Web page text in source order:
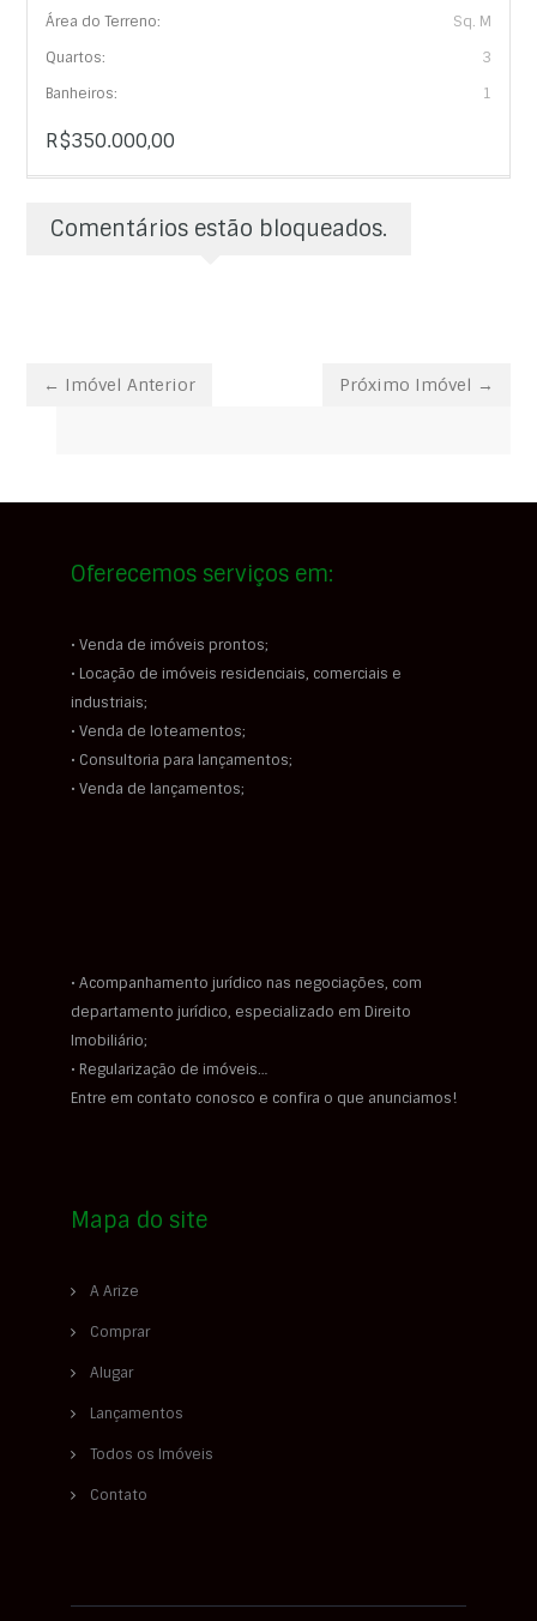
Área do Terreno:
Sq. M
Quartos:
3
Banheiros:
1
R$350.000,00
Comentários estão bloqueados.
← Imóvel Anterior Próximo Imóvel →
Oferecemos serviços em:
• Venda de imóveis prontos;
• Locação de imóveis residenciais, comerciais e
industriais;
• Venda de loteamentos;
• Consultoria para lançamentos;
• Venda de lançamentos;
• Acompanhamento jurídico nas negociações, com
departamento jurídico, especializado em Direito
Imobiliário;
• Regularização de imóveis…
Entre em contato conosco e confira o que anunciamos!
Mapa do site
A Arize
Comprar
Alugar
Lançamentos
Todos os Imóveis
Contato